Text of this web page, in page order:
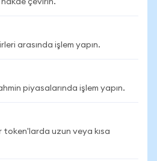
çevirin.
arasında işlem yapın.
piyasalarında işlem yapın.
token'larda uzun veya kısa